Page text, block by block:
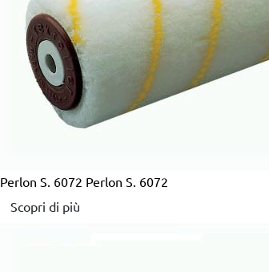
Perlon S. 6072 Perlon S. 6072
Scopri di più